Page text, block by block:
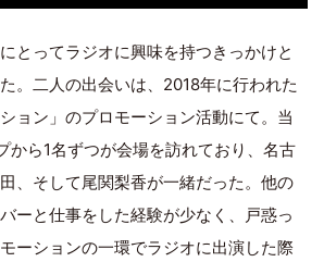
とってラジオに興味を持つきっかけと
。二人の出会いは、2018年に行われた
ョン」のプロモーション活動にて。当
から1名ずつが会場を訪れており、名古
、そして尾関梨香が一緒だった。他の
ーと仕事をした経験が少なく、戸惑っ
ーションの一環でラジオに出演した際